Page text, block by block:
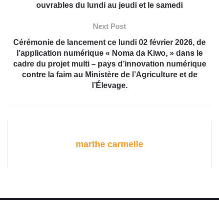
ouvrables du lundi au jeudi et le samedi
Next Post
Cérémonie de lancement ce lundi 02 février 2026, de
l’application numérique « Noma da Kiwo, » dans le
cadre du projet multi – pays d’innovation numérique
contre la faim au Ministère de l’Agriculture et de
l’Élevage.
marthe carmelle